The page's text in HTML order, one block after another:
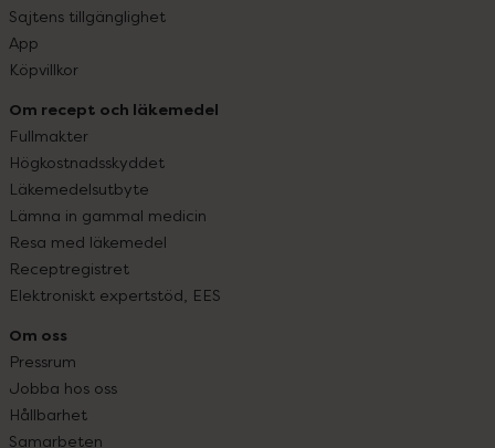
Sajtens tillgänglighet
App
Köpvillkor
Om recept och läkemedel
Fullmakter
Högkostnadsskyddet
Läkemedelsutbyte
Lämna in gammal medicin
Resa med läkemedel
Receptregistret
Elektroniskt expertstöd, EES
Om oss
Pressrum
Jobba hos oss
Hållbarhet
Samarbeten